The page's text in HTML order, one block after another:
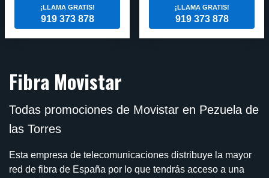
¡LLAMA GRATIS!
919 373 878
¡LLAMA GRATIS!
919 373 878
Fibra Movistar
Todas promociones de Movistar en Pezuela de
las Torres
Esta empresa de telecomunicaciones distribuye la mayor
red de fibra de España por lo que tendrás acceso a una